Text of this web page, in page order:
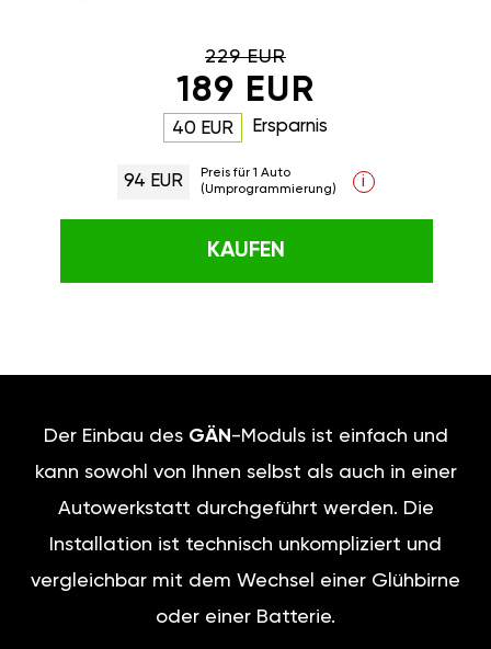
229 EUR
189 EUR
40 EUR Ersparnis
94 EUR
Preis für 1 Auto
(Umprogrammierung)
i
KAUFEN
Der Einbau des GÄN -Moduls ist einfach und
kann sowohl von Ihnen selbst als auch in einer
Autowerkstatt durchgeführt werden. Die
Installation ist technisch unkompliziert und
vergleichbar mit dem Wechsel einer Glühbirne
oder einer Batterie.